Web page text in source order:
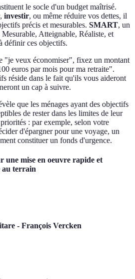
le socle d'un budget maîtrisé.
, investir, ou même réduire vos dettes, il
précis et mesurables. SMART, un
Atteignable, Réaliste, et
définir ces objectifs.
"je veux économiser", fixez un montant
euros par mois pour ma retraite".
réside dans le fait qu'ils vous aideront
un cap à suivre.
que les ménages ayant des objectifs
de rester dans les limites de leur
: par exemple, selon votre
d'épargner pour une voyage, un
constituer un fonds d'urgence.
une mise en oeuvre rapide et
au terrain
- François Vercken